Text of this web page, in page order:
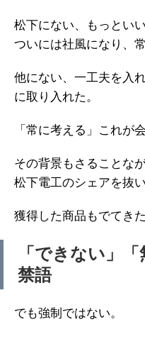
松下にない、もっとい
ついには社風になり、
他にない、一工夫を入
に取り入れた。
「常に考える」これが
その背景もさることな
松下電工のシェアを抜
獲得した商品もでてきた
「できない」
禁語
でも強制ではない。